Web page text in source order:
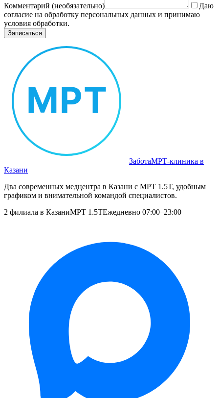
Комментарий (необязательно)
Даю
согласие на обработку персональных данных и принимаю
условия обработки.
Записаться
ЗаботаМРТ‑клиника в
Казани
Два современных медцентра в Казани с МРТ 1.5T, удобным
графиком и внимательной командой специалистов.
2 филиала в КазаниМРТ 1.5TЕжедневно 07:00–23:00